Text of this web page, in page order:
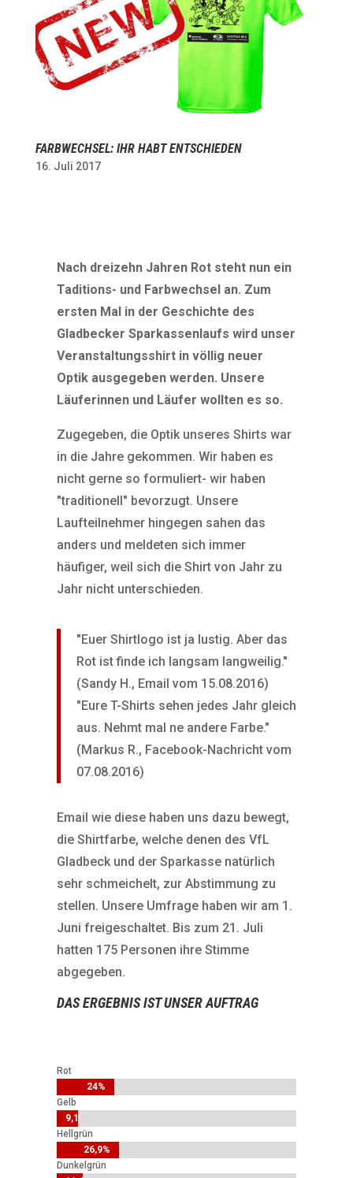
FARBWECHSEL: IHR HABT ENTSCHIEDEN
16. Juli 2017
Nach dreizehn Jahren Rot steht nun ein
Taditions- und Farbwechsel an. Zum
ersten Mal in der Geschichte des
Gladbecker Sparkassenlaufs wird unser
Veranstaltungsshirt in völlig neuer
Optik ausgegeben werden. Unsere
Läuferinnen und Läufer wollten es so.
Zugegeben, die Optik unseres Shirts war
in die Jahre gekommen. Wir haben es
nicht gerne so formuliert- wir haben
"traditionell" bevorzugt. Unsere
Laufteilnehmer hingegen sahen das
anders und meldeten sich immer
häufiger, weil sich die Shirt von Jahr zu
Jahr nicht unterschieden.
"Euer Shirtlogo ist ja lustig. Aber das
Rot ist finde ich langsam langweilig."
(Sandy H., Email vom 15.08.2016)
"Eure T-Shirts sehen jedes Jahr gleich
aus. Nehmt mal ne andere Farbe."
(Markus R., Facebook-Nachricht vom
07.08.2016)
Email wie diese haben uns dazu bewegt,
die Shirtfarbe, welche denen des VfL
Gladbeck und der Sparkasse natürlich
sehr schmeichelt, zur Abstimmung zu
stellen. Unsere Umfrage haben wir am 1.
Juni freigeschaltet. Bis zum 21. Juli
hatten 175 Personen ihre Stimme
abgegeben.
DAS ERGEBNIS IST UNSER AUFTRAG
Rot
24%
24%
Gelb
9,1%
9,1%
Hellgrün
26,9%
26,9%
Dunkelgrün